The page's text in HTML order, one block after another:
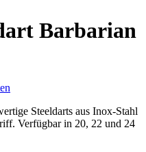
Barbarian
Steeldarts aus Inox-Stahl
Verfügbar in 20, 22 und 24